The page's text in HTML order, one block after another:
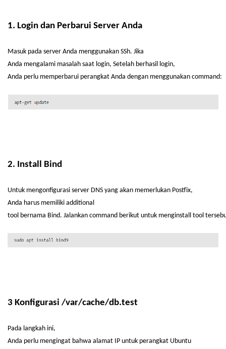
1. Login dan Perbarui Server Anda
Masuk pada server Anda menggunakan SSh. Jika
Anda mengalami masalah saat login, Setelah berhasil login,
Anda perlu memperbarui perangkat Anda dengan menggunakan command:
2. Install Bind
Untuk mengonfigurasi server DNS yang akan memerlukan Postfix,
Anda harus memiliki additional
tool bernama Bind. Jalankan command berikut untuk menginstall tool
3 Konfigurasi /var/cache/db.test
Pada langkah ini,
Anda perlu mengingat bahwa alamat IP untuk perangkat Ubuntu